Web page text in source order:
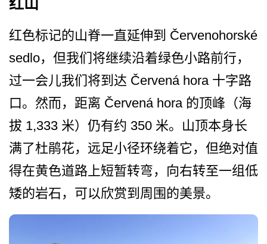
红山
红色标记的山脊一直延伸到 Červenohorské
sedlo，但我们将继续沿着­绿色小路前行，
过一会儿我们将到达 Červená hora 十字路
口。然而，距离 Červená hora 的顶峰（海
拔 1,333 米）仍有约 350 米。山顶本身长
满了杜鹃花，­远足小径环绕着它，但绝对值
得在黄色道路上短暂转弯­，向右转至一组低
矮的岩石，可以欣赏到周围的美景。